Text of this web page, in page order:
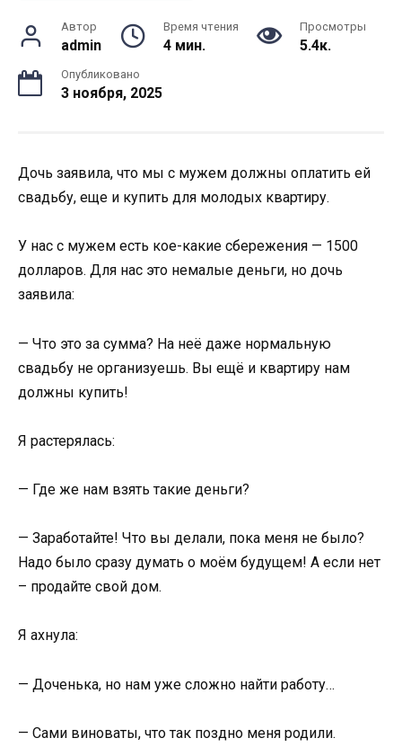
Автор
admin
Время чтения
4 мин.
Просмотры
5.4к.
Опубликовано
3 ноября, 2025
Дочь заявила, что мы с мужем должны оплатить ей
свадьбу, еще и купить для молодых квартиру.
У нас с мужем есть кое-какие сбережения — 1500
долларов. Для нас это немалые деньги, но дочь
заявила:
— Что это за сумма? На неё даже нормальную
свадьбу не организуешь. Вы ещё и квартиру нам
должны купить!
Я растерялась:
— Где же нам взять такие деньги?
— Заработайте! Что вы делали, пока меня не было?
Надо было сразу думать о моём будущем! А если нет
– продайте свой дом.
Я ахнула:
— Доченька, но нам уже сложно найти работу…
— Сами виноваты, что так поздно меня родили.